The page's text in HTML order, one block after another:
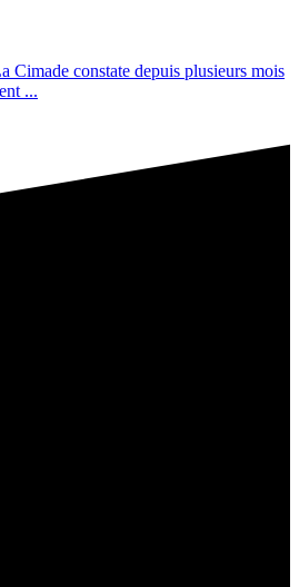
constate depuis plusieurs mois
...